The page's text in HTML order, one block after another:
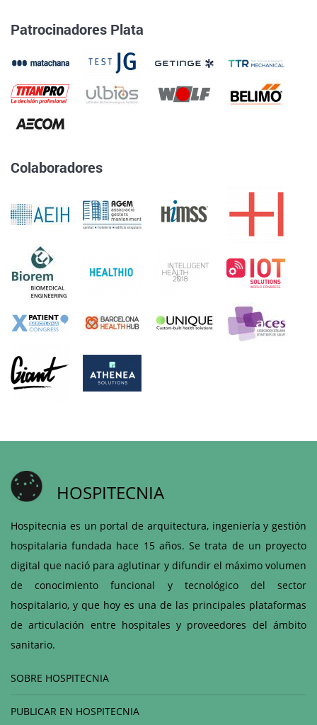
Patrocinadores Plata
Colaboradores
HOSPITECNIA
Hospitecnia es un portal de arquitectura, ingeniería y gestión
hospitalaria fundada hace 15 años. Se trata de un proyecto
digital que nació para aglutinar y difundir el máximo volumen
de conocimiento funcional y tecnológico del sector
hospitalario, y que hoy es una de las principales plataformas
de articulación entre hospitales y proveedores del ámbito
sanitario.
SOBRE HOSPITECNIA
PUBLICAR EN HOSPITECNIA